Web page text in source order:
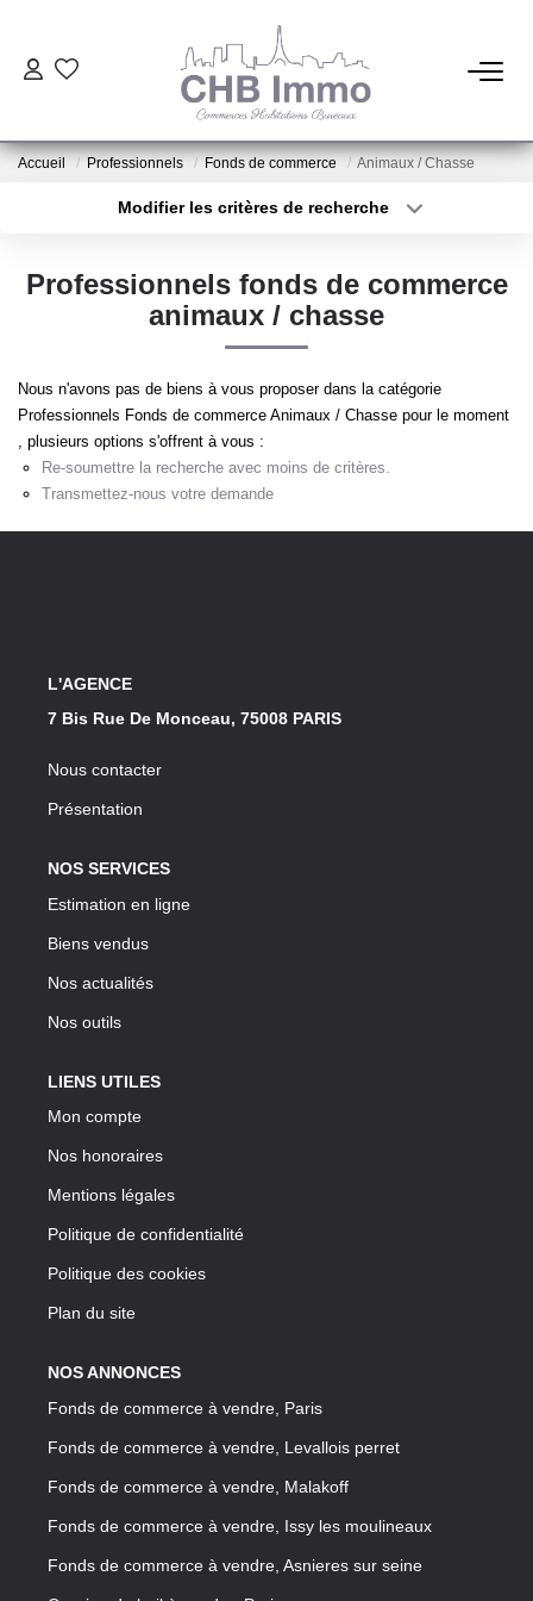
ESTIMATION
GESTION
NOTRE AGENCE
Notre Lexique
Accueil Professionnels Fonds de commerce Animaux / Chasse
Modifier les critères de recherche
Type de bien
Surface min
Créer une alerte
Professionnels fonds de commerce
animaux / chasse
Nous n'avons pas de biens à vous proposer dans la catégorie
Professionnels Fonds de commerce Animaux / Chasse pour le moment
, plusieurs options s'offrent à vous :
Re-soumettre la recherche avec moins de critères.
Transmettez-nous votre demande
L'AGENCE
7 Bis Rue De Monceau, 75008 PARIS
Nous contacter
Présentation
NOS SERVICES
Estimation en ligne
Biens vendus
Nos actualités
Nos outils
LIENS UTILES
Mon compte
Nos honoraires
Mentions légales
Politique de confidentialité
Politique des cookies
Plan du site
NOS ANNONCES
Fonds de commerce à vendre, Paris
Fonds de commerce à vendre, Levallois perret
Fonds de commerce à vendre, Malakoff
Fonds de commerce à vendre, Issy les moulineaux
Fonds de commerce à vendre, Asnieres sur seine